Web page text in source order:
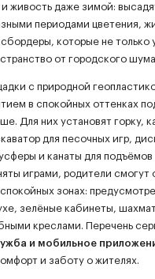
живость даже зимой:
периодами цветения,
которые не только
от городского шума.
с природной
в спокойных оттенках
Для них установят горку,
для песочных игр,
и канаты для подъёмов
играми, родители смогут
зонах:
зелёные кабинеты,
креслами. Перечень
и мобильное
и заботу о жителях.